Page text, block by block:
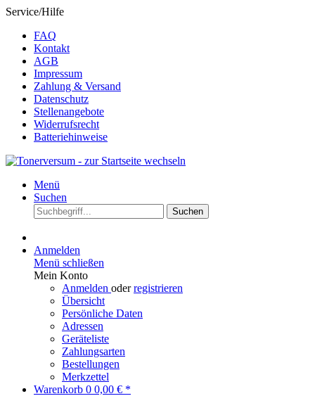
Service/Hilfe
FAQ
Kontakt
AGB
Impressum
Zahlung & Versand
Datenschutz
Stellenangebote
Widerrufsrecht
Batteriehinweise
Menü
Suchen
Suchen
Anmelden
Menü schließen
Mein Konto
Anmelden oderregistrieren
Übersicht
Persönliche Daten
Adressen
Geräteliste
Zahlungsarten
Bestellungen
Merkzettel
Warenkorb 0 0,00 € *